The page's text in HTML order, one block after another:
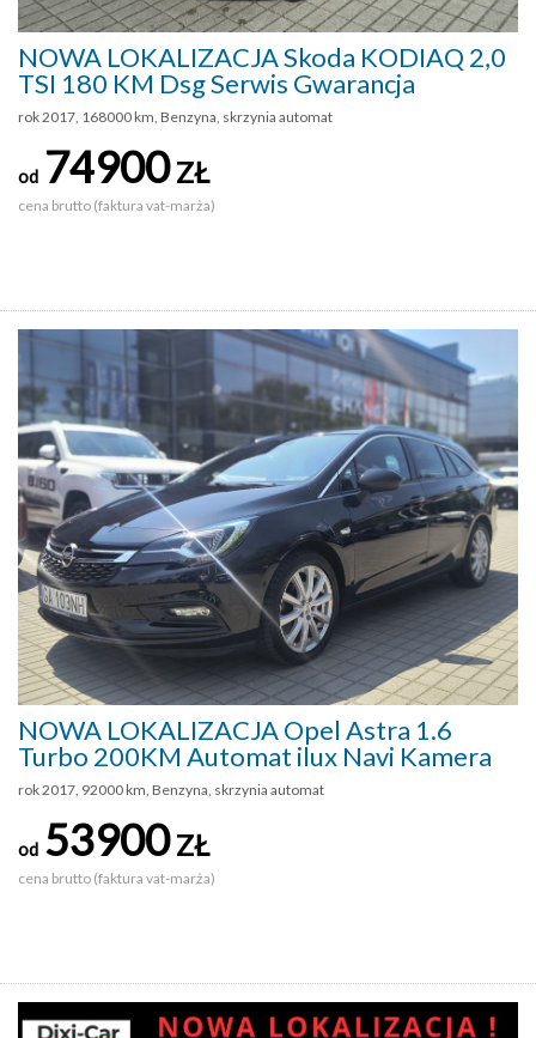
NOWA LOKALIZACJA Skoda KODIAQ 2,0
TSI 180 KM Dsg Serwis Gwarancja
rok 2017, 168000 km, Benzyna, skrzynia automat
od 74900ZŁ
cena brutto (faktura vat-marża)
NOWA LOKALIZACJA Opel Astra 1.6
Turbo 200KM Automat ilux Navi Kamera
rok 2017, 92000 km, Benzyna, skrzynia automat
od 53900ZŁ
cena brutto (faktura vat-marża)